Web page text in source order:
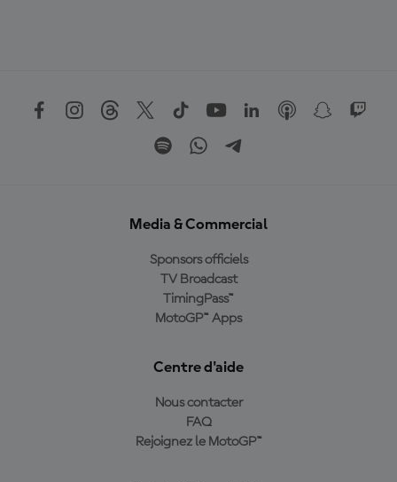
Media & Commercial
Sponsors officiels
TV Broadcast
TimingPass™
MotoGP™ Apps
Centre d'aide
Nous contacter
FAQ
Rejoignez le MotoGP™